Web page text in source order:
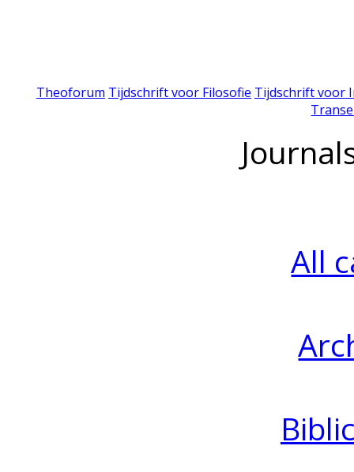
Theoforum Tijdschrift voor Filosofie Tijdschrift voor
All